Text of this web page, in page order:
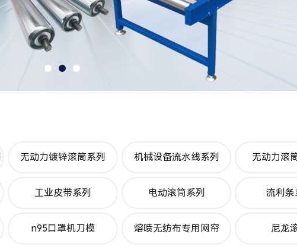
无动力镀锌滚筒系列 机械设备流水线系列 无动力滚
工业皮带系列 电动滚筒系列 流利条
n95口罩机刀模 熔喷无纺布专用网帘 尼龙